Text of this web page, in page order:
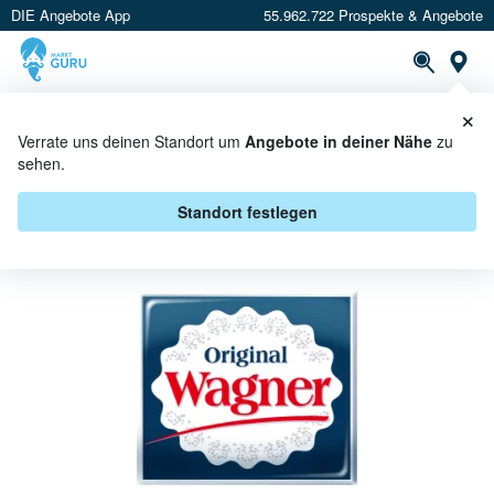
DIE Angebote App 55.962.722 Prospekte & Angebote
Verrate uns deinen Standort um Angebote in deiner Nähe zu
sehen.
Standort festlegen
×
ORIGINAL WAGNER BEI REWE
CENTER - ANGEBOTE &
AKTIONEN